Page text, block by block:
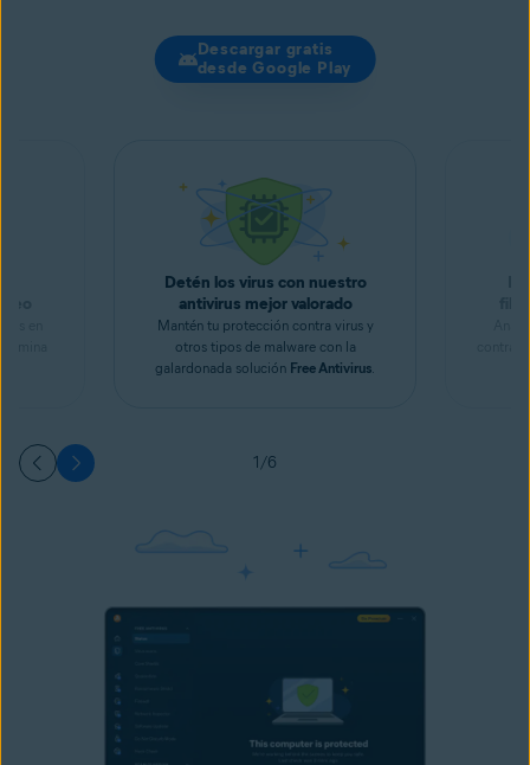
Descargar gratis
desde Google Play
1/6
Detén los virus con nuestro
antivirus mejor valorado
Mantén tu protección contra virus y
otros tipos de malware con la
galardonada solución Free Antivirus.